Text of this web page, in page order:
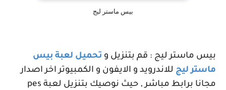
بيس ماستر ليج
بيس ماستر ليج : قم بتنزيل و تحميل لعبة بيس
ماستر ليج للاندرويد و الايفون و الكمبيوتر اخر اصدار
مجانا برابط مباشر , حيث نوصيك بتنزيل لعبة pes